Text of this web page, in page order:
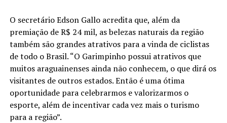
O secretário Edson Gallo acredita que, além da
premiação de R$ 24 mil, as belezas naturais da região
também são grandes atrativos para a vinda de ciclistas
de todo o Brasil. “O Garimpinho possui atrativos que
muitos araguainenses ainda não conhecem, o que dirá os
visitantes de outros estados. Então é uma ótima
oportunidade para celebrarmos e valorizarmos o
esporte, além de incentivar cada vez mais o turismo
para a região”.